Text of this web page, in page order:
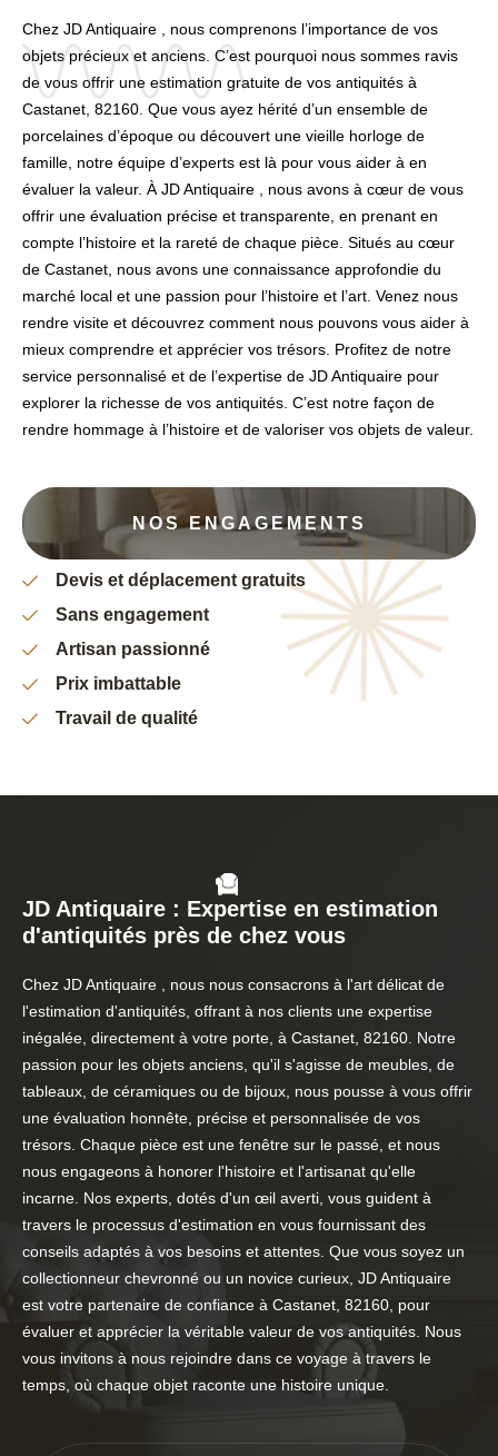
Chez JD Antiquaire , nous comprenons l’importance de vos
objets précieux et anciens. C’est pourquoi nous sommes ravis
de vous offrir une estimation gratuite de vos antiquités à
Castanet, 82160. Que vous ayez hérité d’un ensemble de
porcelaines d’époque ou découvert une vieille horloge de
famille, notre équipe d’experts est là pour vous aider à en
évaluer la valeur. À JD Antiquaire , nous avons à cœur de vous
offrir une évaluation précise et transparente, en prenant en
compte l’histoire et la rareté de chaque pièce. Situés au cœur
de Castanet, nous avons une connaissance approfondie du
marché local et une passion pour l’histoire et l’art. Venez nous
rendre visite et découvrez comment nous pouvons vous aider à
mieux comprendre et apprécier vos trésors. Profitez de notre
service personnalisé et de l’expertise de JD Antiquaire pour
explorer la richesse de vos antiquités. C’est notre façon de
rendre hommage à l’histoire et de valoriser vos objets de valeur.
NOS ENGAGEMENTS
Devis et déplacement gratuits
Sans engagement
Artisan passionné
Prix imbattable
Travail de qualité
JD Antiquaire : Expertise en estimation
d'antiquités près de chez vous
Chez JD Antiquaire , nous nous consacrons à l'art délicat de
l'estimation d'antiquités, offrant à nos clients une expertise
inégalée, directement à votre porte, à Castanet, 82160. Notre
passion pour les objets anciens, qu'il s'agisse de meubles, de
tableaux, de céramiques ou de bijoux, nous pousse à vous offrir
une évaluation honnête, précise et personnalisée de vos
trésors. Chaque pièce est une fenêtre sur le passé, et nous
nous engageons à honorer l'histoire et l'artisanat qu'elle
incarne. Nos experts, dotés d'un œil averti, vous guident à
travers le processus d'estimation en vous fournissant des
conseils adaptés à vos besoins et attentes. Que vous soyez un
collectionneur chevronné ou un novice curieux, JD Antiquaire
est votre partenaire de confiance à Castanet, 82160, pour
évaluer et apprécier la véritable valeur de vos antiquités. Nous
vous invitons à nous rejoindre dans ce voyage à travers le
temps, où chaque objet raconte une histoire unique.